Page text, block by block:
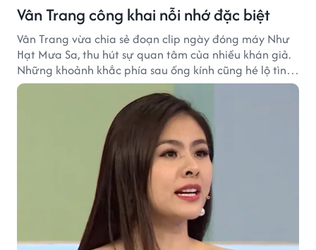
Vân Trang công khai nỗi nhớ đặc biệt
Vân Trang vừa chia sẻ đoạn clip ngày đóng máy Như
Hạt Mưa Sa, thu hút sự quan tâm của nhiều khán giả.
Những khoảnh khắc phía sau ống kính cũng hé lộ tình
cảm đặc biệt mà nữ diễn viên dành cho ê-kíp bộ phim.